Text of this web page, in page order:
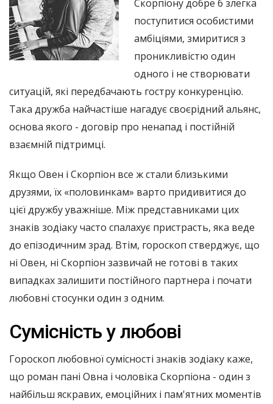
Скорпіону добре б злегка
поступитися особистими
амбіціями, змиритися з
проникливістю один
одного і не створювати
ситуацій, які передбачають гостру конкуренцію.
Така дружба найчастіше нагадує своєрідний альянс,
основа якого - договір про ненапад і постійній
взаємній підтримці.
Якщо Овен і Скорпіон все ж стали близькими
друзями, їх «половинкам» варто придивитися до
цієї дружбу уважніше. Між представниками цих
знаків зодіаку часто спалахує пристрасть, яка веде
до епізодичним зрад. Втім, гороскоп стверджує, що
ні Овен, ні Скорпіон зазвичай не готові в таких
випадках залишити постійного партнера і почати
любовні стосунки один з одним.
Сумісність у любові
Гороскоп любовної сумісності знаків зодіаку каже,
що роман пані Овна і чоловіка Скорпіона - один з
найбільш яскравих, емоційних і пам'ятних моментів